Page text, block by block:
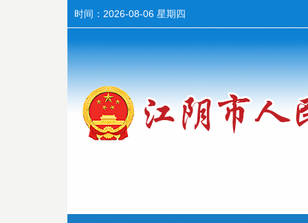
时间： 2026-08-06 星期四